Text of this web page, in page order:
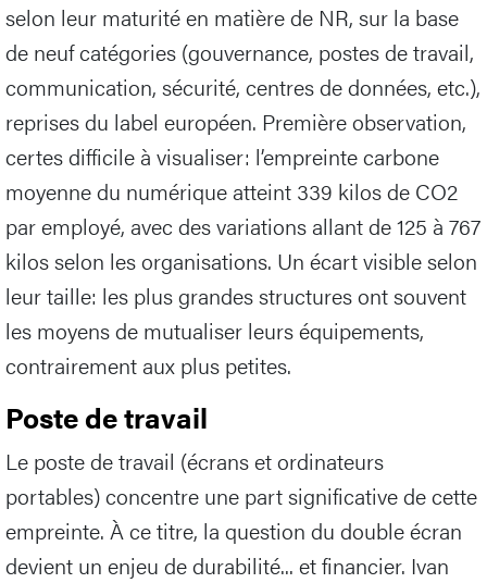
selon leur maturité en matière de NR, sur la base
de neuf catégories (gouvernance, postes de travail,
communication, sécurité, centres de données, etc.),
reprises du label européen. Première observation,
certes difficile à visualiser: l’empreinte carbone
moyenne du numérique atteint 339 kilos de CO2
par employé, avec des variations allant de 125 à 767
kilos selon les organisations. Un écart visible selon
leur taille: les plus grandes structures ont souvent
les moyens de mutualiser leurs équipements,
contrairement aux plus petites.
Poste de travail
Le poste de travail (écrans et ordinateurs
portables) concentre une part significative de cette
empreinte. À ce titre, la question du double écran
devient un enjeu de durabilité... et financier. Ivan